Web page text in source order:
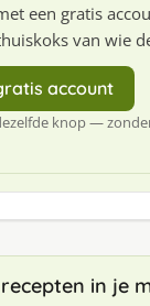
een gratis
van wie
account
knop —
in je